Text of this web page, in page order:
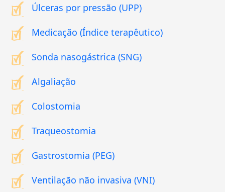
Úlceras por pressão (UPP)
Medicação (Índice terapêutico)
Sonda nasogástrica (SNG)
Algaliação
Colostomia
Traqueostomia
Gastrostomia (PEG)
Ventilação não invasiva (VNI)